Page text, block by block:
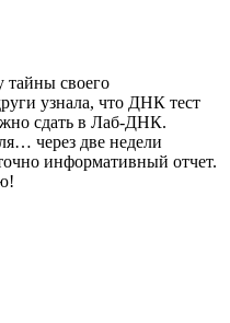
тайны своего
узнала, что ДНК тест
сдать в Лаб-ДНК.
через две недели
информативный отчет.